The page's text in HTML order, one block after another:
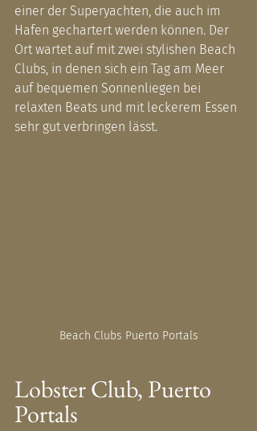
einer der Superyachten, die auch im
Hafen gechartert werden können. Der
Ort wartet auf mit zwei stylishen Beach
Clubs, in denen sich ein Tag am Meer
auf bequemen Sonnenliegen bei
relaxten Beats und mit leckerem Essen
sehr gut verbringen lässt.
Beach Clubs Puerto Portals
Lobster Club, Puerto
Portals